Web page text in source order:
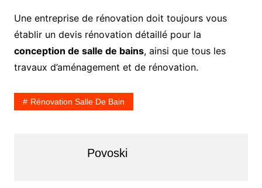
Une entreprise de rénovation doit toujours vous
établir un devis rénovation détaillé pour la
conception de salle de bains, ainsi que tous les
travaux d’aménagement et de rénovation.
Rénovation Salle De Bain
Povoski